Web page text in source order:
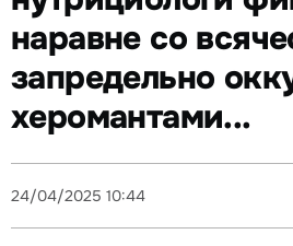
наравне со
запредельно
херомантами...
24/04/2025 10:44